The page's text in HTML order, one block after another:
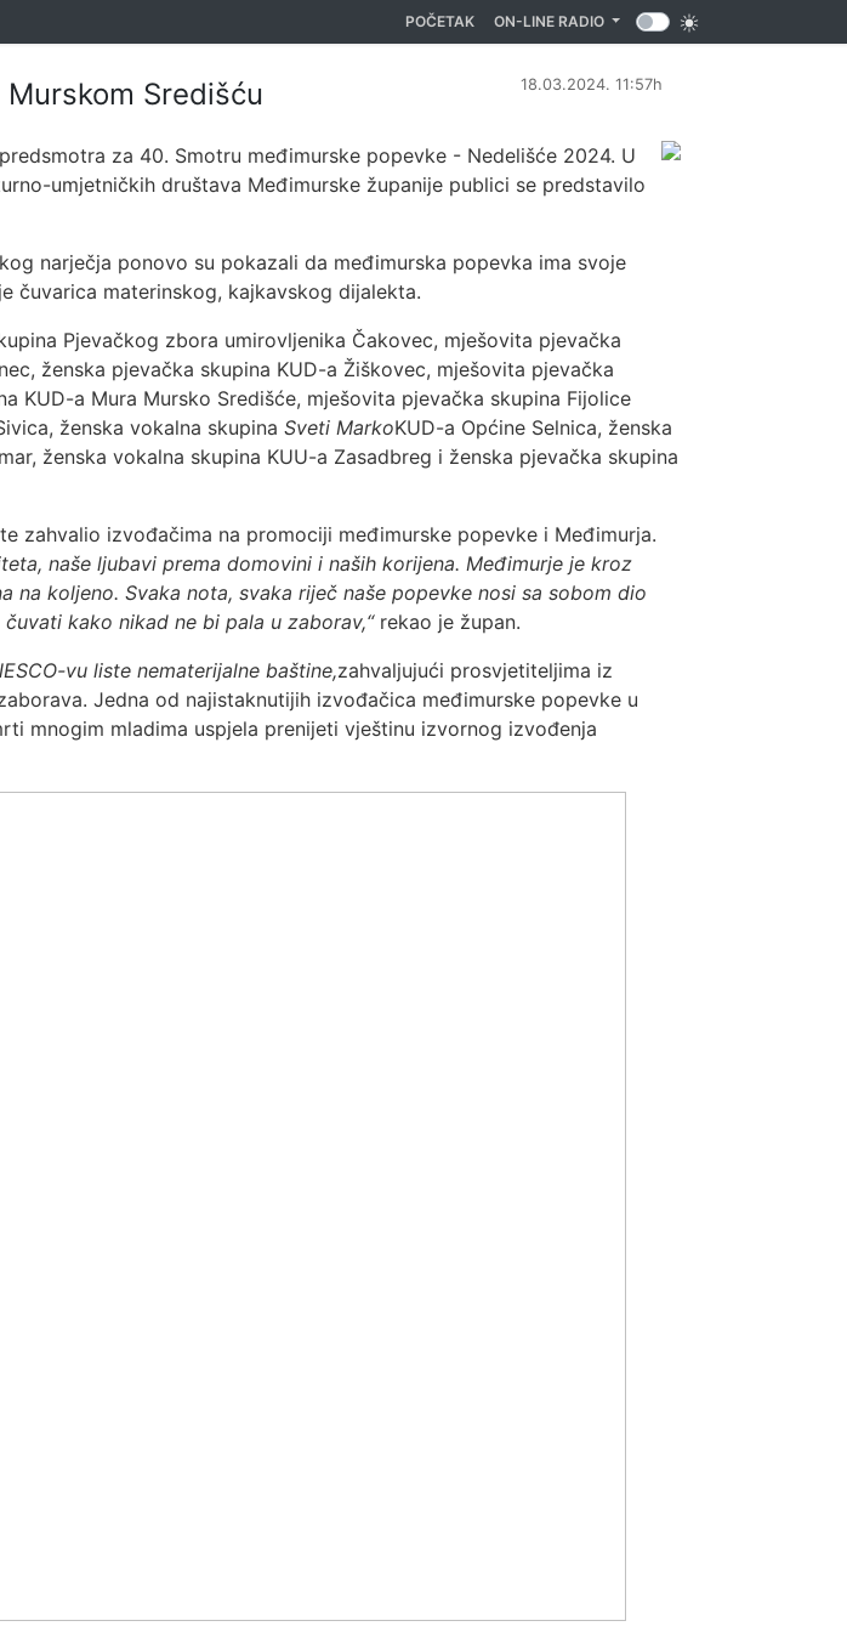
POČETAK(CURRENT)
ON-LINE RADIO
Središću 18.03.2024. 11:57h
za 40. Smotru međimurske popevke - Nedelišće 2024. U
umjetničkih društava Međimurske županije publici se predstavilo
narječja ponovo su pokazali da međimurska popevka ima svoje
čuvarica materinskog, kajkavskog dijalekta.
Pjevačkog zbora umirovljenika Čakovec, mješovita pjevačka
ženska pjevačka skupina KUD-a Žiškovec, mješovita pjevačka
KUD-a Mura Mursko Središće, mješovita pjevačka skupina Fijolice
ženska vokalna skupina Sveti MarkoKUD-a Općine Selnica, ženska
ženska vokalna skupina KUU-a Zasadbreg i ženska pjevačka skupina
te zahvalio izvođačima na promociji međimurske popevke i Međimurja.
naše ljubavi prema domovini i naših korijena. Međimurje je kroz
koljeno. Svaka nota, svaka riječ naše popevke nosi sa sobom dio
kako nikad ne bi pala u zaborav,“ rekao je župan.
vu liste nematerijalne baštine,zahvaljujući prosvjetiteljima iz
Jedna od najistaknutijih izvođačica međimurske popevke u
mnogim mladima uspjela prenijeti vještinu izvornog izvođenja